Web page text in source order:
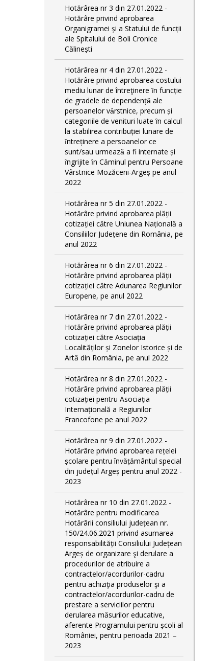
Hotărârea nr 3 din 27.01.2022 -
Hotărâre privind aprobarea
Organigramei și a Statului de funcții
ale Spitalului de Boli Cronice
Călinești
Hotărârea nr 4 din 27.01.2022 -
Hotărâre privind aprobarea costului
mediu lunar de întreţinere ȋn funcție
de gradele de dependențǎ ale
persoanelor vȃrstnice, precum și
categoriile de venituri luate ȋn calcul
la stabilirea contribuției lunare de
ȋntreținere a persoanelor ce
sunt/sau urmeazǎ a fi internate și
ȋngrijite ȋn Căminul pentru Persoane
Vârstnice Mozăceni-Argeș pe anul
2022
Hotărârea nr 5 din 27.01.2022 -
Hotărâre privind aprobarea plății
cotizației către Uniunea Națională a
Consiliilor Județene din România, pe
anul 2022
Hotărârea nr 6 din 27.01.2022 -
Hotărâre privind aprobarea plății
cotizației către Adunarea Regiunilor
Europene, pe anul 2022
Hotărârea nr 7 din 27.01.2022 -
Hotărâre privind aprobarea plății
cotizației către Asociația
Localităților și Zonelor Istorice și de
Artă din România, pe anul 2022
Hotărârea nr 8 din 27.01.2022 -
Hotărâre privind aprobarea plății
cotizației pentru Asociația
Internațională a Regiunilor
Francofone pe anul 2022
Hotărârea nr 9 din 27.01.2022 -
Hotărâre privind aprobarea rețelei
școlare pentru învățământul special
din județul Argeș pentru anul 2022 -
2023
Hotărârea nr 10 din 27.01.2022 -
Hotărâre pentru modificarea
Hotărârii consiliului județean nr.
150/24.06.2021 privind asumarea
responsabilității Consiliului Județean
Argeș de organizare şi derulare a
procedurilor de atribuire a
contractelor/acordurilor-cadru
pentru achiziţia produselor şi a
contractelor/acordurilor-cadru de
prestare a serviciilor pentru
derularea măsurilor educative,
aferente Programului pentru școli al
României, pentru perioada 2021 –
2023